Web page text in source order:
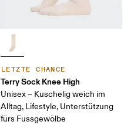
LETZTE CHANCE
Terry Sock Knee High
Unisex – Kuschelig weich im
Alltag, Lifestyle, Unterstützung
fürs Fussgewölbe